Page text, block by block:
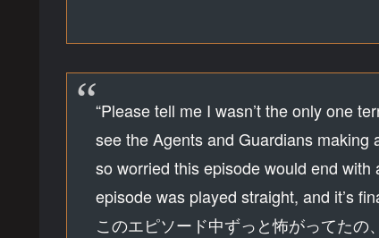
“Please tell me I wasn’t the only one
see the Agents and Guardians
so worried this episode would end
episode was played straight, and it’s
このエピソード中ずっと怖がってたの